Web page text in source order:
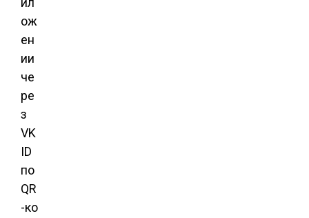
ож
ен
ии
че
ре
з
VK
ID
по
QR
-ко